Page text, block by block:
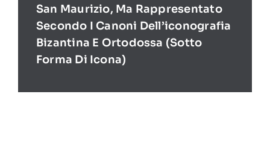
San Maurizio, Ma Rappresentato
Secondo I Canoni Dell’iconografia
Bizantina E Ortodossa (sotto
Forma Di Icona)